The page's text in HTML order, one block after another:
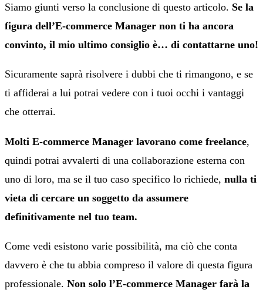
Siamo giunti verso la conclusione di questo articolo. Se la
figura dell’E-commerce Manager non ti ha ancora
convinto, il mio ultimo consiglio è… di contattarne uno!
Sicuramente saprà risolvere i dubbi che ti rimangono, e se
ti affiderai a lui potrai vedere con i tuoi occhi i vantaggi
che otterrai.
Molti E-commerce Manager lavorano come freelance,
quindi potrai avvalerti di una collaborazione esterna con
uno di loro, ma se il tuo caso specifico lo richiede, nulla ti
vieta di cercare un soggetto da assumere
definitivamente nel tuo team.
Come vedi esistono varie possibilità, ma ciò che conta
davvero è che tu abbia compreso il valore di questa figura
professionale. Non solo l’E-commerce Manager farà la